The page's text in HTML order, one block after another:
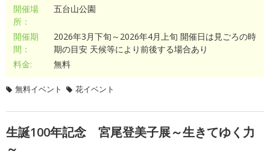
開催場
所：
五台山公園
開催期
間：
2026年3月下旬～2026年4月上旬 開催日は見ごろの時
期の目安 天候等により前後する場合あり
料金:
無料
無料イベント 花イベント
生誕100年記念 宮尾登美子展～生きてゆく力
～